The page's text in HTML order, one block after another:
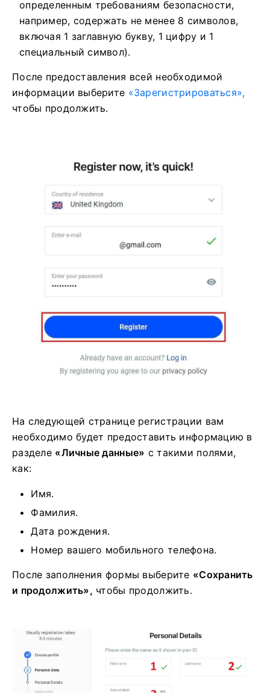
определенным требованиям безопасности,
например, содержать не менее 8 символов,
включая 1 заглавную букву, 1 цифру и 1
специальный символ).
После предоставления всей необходимой
информации выберите «Зарегистрироваться»,
чтобы продолжить.
На следующей странице регистрации вам
необходимо будет предоставить информацию в
разделе «Личные данные» с такими полями,
как:
Имя.
Фамилия.
Дата рождения.
Номер вашего мобильного телефона.
После заполнения формы выберите «Сохранить
и продолжить», чтобы продолжить.